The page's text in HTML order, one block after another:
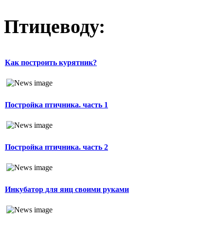
Птицеводу:
Как построить курятник?
Постройка птичника. часть 1
Постройка птичника. часть 2
Инкубатор для яиц своими руками